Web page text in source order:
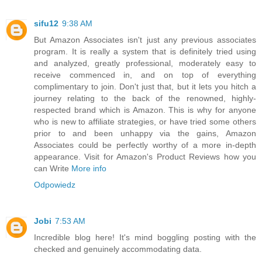
sifu12 9:38 AM
But Amazon Associates isn't just any previous associates
program. It is really a system that is definitely tried using
and analyzed, greatly professional, moderately easy to
receive commenced in, and on top of everything
complimentary to join. Don't just that, but it lets you hitch a
journey relating to the back of the renowned, highly-
respected brand which is Amazon. This is why for anyone
who is new to affiliate strategies, or have tried some others
prior to and been unhappy via the gains, Amazon
Associates could be perfectly worthy of a more in-depth
appearance. Visit for Amazon's Product Reviews how you
can Write More info
Odpowiedz
Jobi 7:53 AM
Incredible blog here! It's mind boggling posting with the
checked and genuinely accommodating data.